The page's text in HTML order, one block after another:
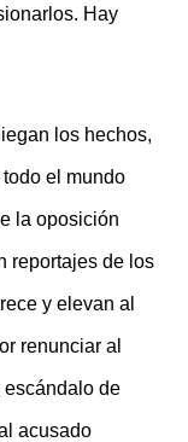
Hay
los hechos,
el mundo
la oposición
reportajes de los
y elevan al
renunciar al
de
acusado